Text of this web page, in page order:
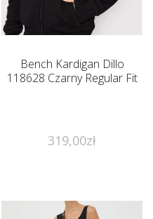
Bench Kardigan Dillo
118628 Czarny Regular Fit
319,00zł